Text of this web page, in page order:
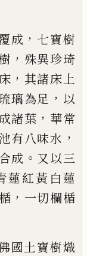
成 ， 七寶樹
， 殊異珍琦
， 其諸床上
璃為足 ， 以
成諸葉 ， 華常
有八味水 ，
成 。 又以三
蓮紅黃白蓮
， 一切欄楯
國土寶樹熾